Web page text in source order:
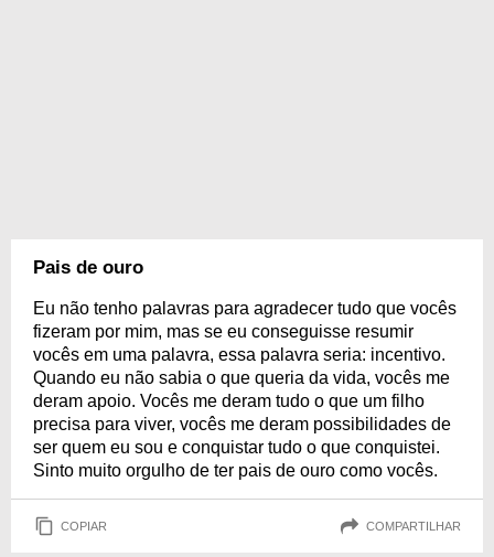
Pais de ouro
Eu não tenho palavras para agradecer tudo que vocês
fizeram por mim, mas se eu conseguisse resumir
vocês em uma palavra, essa palavra seria: incentivo.
Quando eu não sabia o que queria da vida, vocês me
deram apoio. Vocês me deram tudo o que um filho
precisa para viver, vocês me deram possibilidades de
ser quem eu sou e conquistar tudo o que conquistei.
Sinto muito orgulho de ter pais de ouro como vocês.
COPIAR COMPARTILHAR